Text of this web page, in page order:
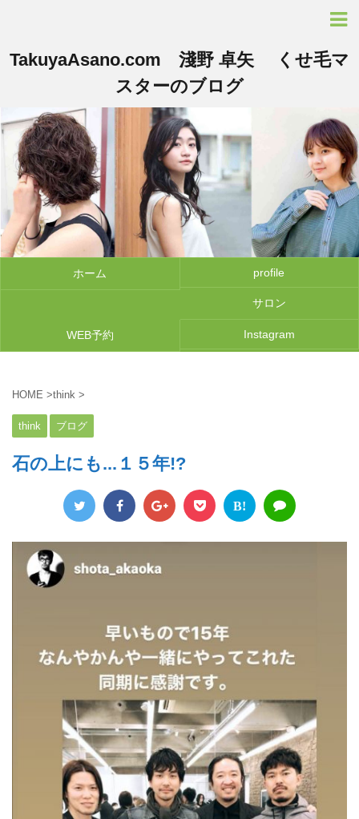
TakuyaAsano.com 淺野 卓矢 くせ毛マ
スターのブログ
ホーム profile
サロン
WEB予約 Instagram
HOME >think >
think ブログ
石の上にも...１５年!?
B!